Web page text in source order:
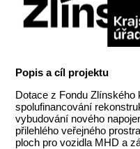
Popis a cíl projektu
Dotace z Fondu Zlínského
spolufinancování
vybudování nového
přilehlého veřejného
ploch pro vozidla MHD a